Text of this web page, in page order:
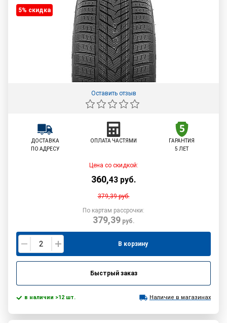
5% cкидка
Оставить отзыв
ДОСТАВКА
ПО АДРЕСУ
ОПЛАТА ЧАСТЯМИ
ГАРАНТИЯ
5 ЛЕТ
Цена со скидкой:
360,43 руб.
379,39руб.
По картам рассрочки:
379,39руб.
В корзину
Быстрый заказ
в наличии >12 шт. Наличие в магазинах